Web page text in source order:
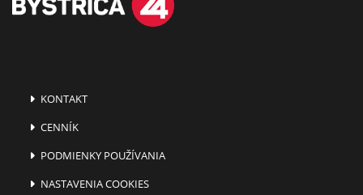
KONTAKT
CENNÍK
PODMIENKY POUŽÍVANIA
NASTAVENIA COOKIES